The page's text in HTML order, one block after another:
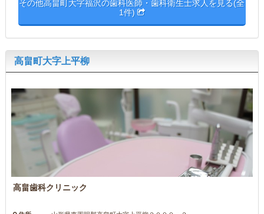
その他高畠町大字福沢の歯科医師・歯科衛生士求人を見る(全
1件)
高畠町大字上平柳
高畠歯科クリニック